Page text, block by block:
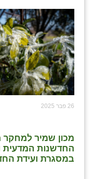
26 פבר 2025
מכון שמיר למחקר
החדשנות המדעית
במסגרת ועידת